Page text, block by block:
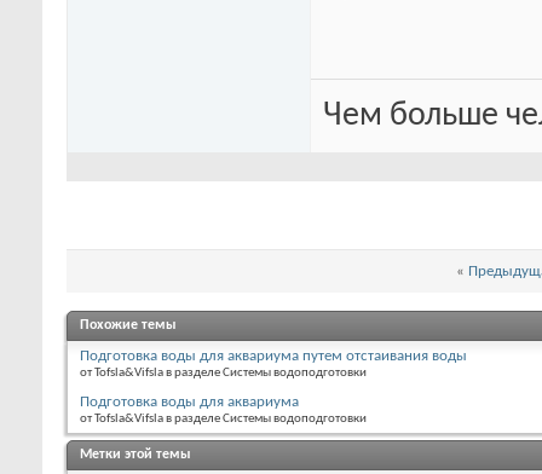
Чем больше
«
Похожие темы
Подготовка воды для аквариума путем отстаивания воды
от Tofsla&Vifsla в разделе Системы водоподготовки
Подготовка воды для аквариума
от Tofsla&Vifsla в разделе Системы водоподготовки
Метки этой темы